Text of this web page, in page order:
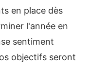
en place dès
l'année en
sentiment
objectifs seront